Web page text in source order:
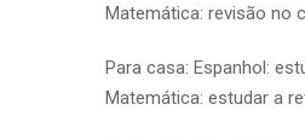
Matemática: revisão no
Para casa: Espanhol:
Matemática: estudar a